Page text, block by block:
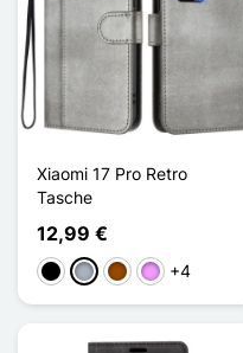
Xiaomi 17 Pro Retro
Tasche
12,99 €
Schwarz
GrauBraunHellviolett
+4